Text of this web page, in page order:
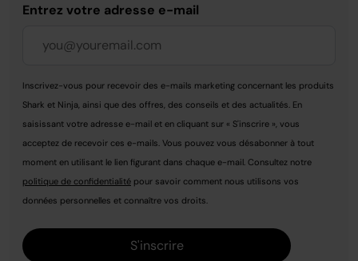
Entrez votre adresse e-mail
Inscrivez-vous pour recevoir des e-mails marketing concernant les produits
Shark et Ninja, ainsi que des offres, des conseils et des actualités. En
saisissant votre adresse e-mail et en cliquant sur « S'inscrire », vous
acceptez de recevoir ces e-mails. Vous pouvez vous désabonner à tout
moment en utilisant le lien figurant dans chaque e-mail. Consultez notre
politique de confidentialité pour savoir comment nous utilisons vos
données personnelles et connaître vos droits.
S'inscrire